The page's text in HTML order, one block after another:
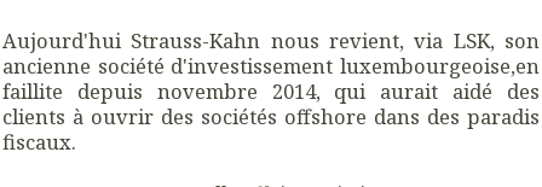
Aujourd'hui Strauss-Kahn nous revient, via LSK, son
ancienne société d'investissement luxembourgeoise,en
faillite depuis novembre 2014, qui aurait aidé des
clients à ouvrir des sociétés offshore dans des paradis
fiscaux.